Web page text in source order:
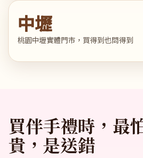
中壢
桃園中壢實體門市，買得到也問得到
買伴手禮時，最
貴，是送錯